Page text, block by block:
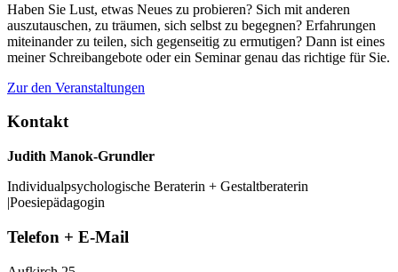
Haben Sie Lust, etwas Neues zu probieren? Sich mit anderen
auszutauschen, zu träumen, sich selbst zu begegnen? Erfahrungen
miteinander zu teilen, sich gegenseitig zu ermutigen? Dann ist eines
meiner Schreibangebote oder ein Seminar genau das richtige für Sie.
Zur den Veranstaltungen
Kontakt
Judith Manok-Grundler
Individualpsychologische Beraterin + Gestaltberaterin
|Poesiepädagogin
Telefon + E-Mail